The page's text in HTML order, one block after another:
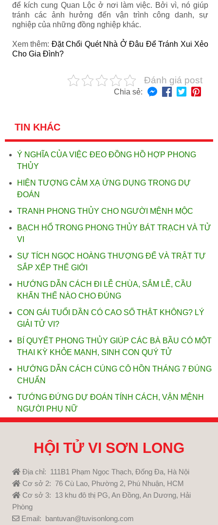
để kích cung Quan Lộc ở nơi làm việc. Bởi vì, nó giúp
tránh các ảnh hưởng đến vận trình công danh, sự
nghiệp của những đồng nghiệp khác.
Xem thêm: Đặt Chổi Quét Nhà Ở Đâu Để Tránh Xui Xẻo
Cho Gia Đình?
Đánh giá post
Chia sẻ:
TIN KHÁC
Ý NGHĨA CỦA VIỆC ĐEO ĐỒNG HỒ HỢP PHONG
THỦY
HIỆN TƯỢNG CẢM XẠ ỨNG DỤNG TRONG DỰ
ĐOÁN
TRANH PHONG THỦY CHO NGƯỜI MỆNH MỘC
BẠCH HỔ TRONG PHONG THỦY BÁT TRẠCH VÀ TỬ
VI
SỰ TÍCH NGỌC HOÀNG THƯỢNG ĐẾ VÀ TRẬT TỰ
SẮP XẾP THẾ GIỚI
HƯỚNG DẪN CÁCH ĐI LỄ CHÙA, SẮM LỄ, CẦU
KHẤN THẾ NÀO CHO ĐÚNG
CON GÁI TUỔI DẦN CÓ CAO SỐ THẬT KHÔNG? LÝ
GIẢI TỬ VI?
BÍ QUYẾT PHONG THỦY GIÚP CÁC BÀ BẦU CÓ MỘT
THAI KỲ KHỎE MẠNH, SINH CON QUÝ TỬ
HƯỚNG DẪN CÁCH CÚNG CÔ HỒN THÁNG 7 ĐÚNG
CHUẨN
TƯỚNG ĐỨNG DỰ ĐOÁN TÍNH CÁCH, VẬN MỆNH
NGƯỜI PHỤ NỮ
HỘI TỬ VI SƠN LONG
Địa chỉ: 111B1 Phạm Ngọc Thạch, Đống Đa, Hà Nội
Cơ sở 2: 76 Cù Lao, Phường 2, Phú Nhuận, HCM
Cơ sở 3: 13 khu đô thị PG, An Đồng, An Dương, Hải
Phòng
Email: bantuvan@tuvisonlong.com